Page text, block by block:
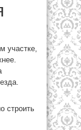
участке,